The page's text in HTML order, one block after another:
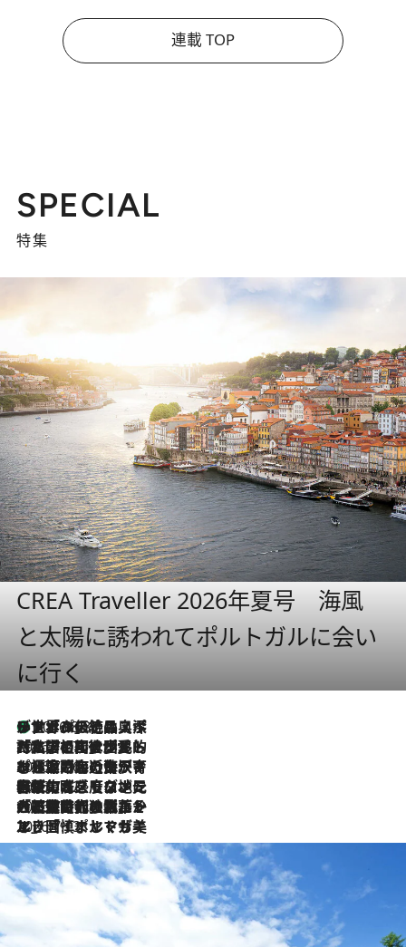
連載 TOP
SPECIAL
特集
CREA Traveller 2026年夏号 海風
と太陽に誘われてポルトガルに会い
に行く
2026.8.8
リスボンの絶品スイーツ「パステル・デ・ナタ」とは？ポルトガル伝統の奥深い世界へ
2026.7.27
「私の祖国はポルトガル語です」国民的詩人フェルナンド・ペソアと、彼が愛した文学の街を歩く
2026.7.26
ポルトガル近海が育む極上の海の幸。キリリと冷えた白ワインと愉しむ、シーフード専門店の贅沢
2026.7.22
伝統の味をモダンに昇華。高感度な地元客が集う、リスボンの最旬ガストロノミー
2026.7.21
大航海時代の栄華から、震災、独裁、そして革命へ。ポルトガル・首都リスボンの石畳に刻まれた「歴史の光と影」
2026.7.13
エッセイ・ヤマザキマリ「慎ましくも美しき国 ポルトガル」